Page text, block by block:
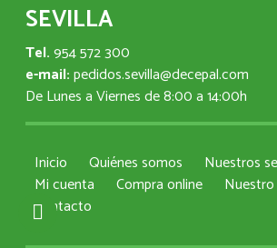
SEVILLA
Tel.954 572 300
e-mail:pedidos.sevilla@decepal.com
De Lunes a Viernes de 8:00 a 14:00h
Inicio Quiénes somos
Nuestros
Mi cuenta
Compra online
Contacto